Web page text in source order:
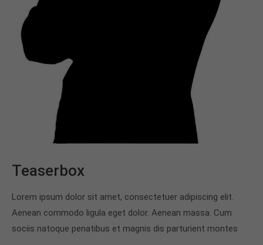
Lorem ipsum dolor sit amet, consectetuer
adipiscing elit.
Aenean commodo ligula eget dolor. Aenean massa.
Cum sociis natoque penatibus et magnis dis
parturient montes, nascetur ridiculus mus. Donec
quam felis, ultricies nec.
Teaserbox
Lorem ipsum dolor sit amet, consectetuer adipiscing elit.
Aenean commodo ligula eget dolor. Aenean massa. Cum
sociis natoque penatibus et magnis dis parturient montes